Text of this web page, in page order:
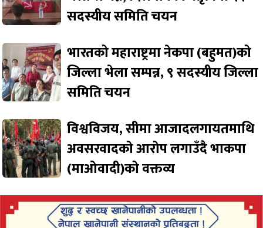
सदस्यीय समिति चयन
भारतको महाराष्ट्रमा नेकपा (बहुमत)को
जिल्ला भेला सम्पन्न, ९ सदस्यीय जिल्ला
समिति चयन
विश्वविजय, सीमा आजादलगायतमाथि
अवसरवादको आरोप लगाउँदै भाकपा
(माओवादी)को वक्तव्य